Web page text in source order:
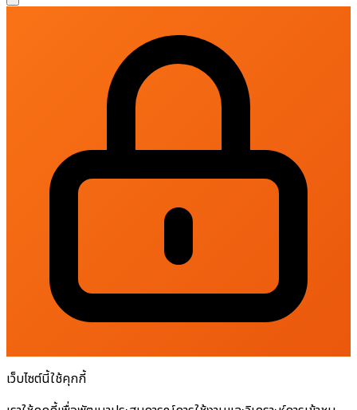
เว็บไซต์นี้ใช้คุกกี้